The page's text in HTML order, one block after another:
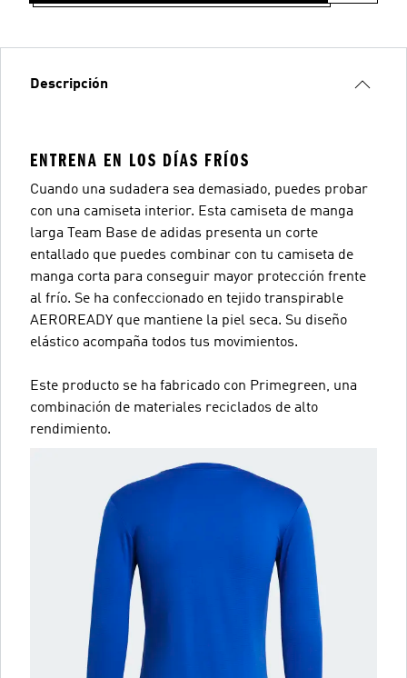
Descripción
ENTRENA EN LOS DÍAS FRÍOS
Cuando una sudadera sea demasiado, puedes probar
con una camiseta interior. Esta camiseta de manga
larga Team Base de adidas presenta un corte
entallado que puedes combinar con tu camiseta de
manga corta para conseguir mayor protección frente
al frío. Se ha confeccionado en tejido transpirable
AEROREADY que mantiene la piel seca. Su diseño
elástico acompaña todos tus movimientos.
Este producto se ha fabricado con Primegreen, una
combinación de materiales reciclados de alto
rendimiento.